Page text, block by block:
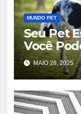
MUNDO PET
Seu Pet
Você
MAIO 28, 2025